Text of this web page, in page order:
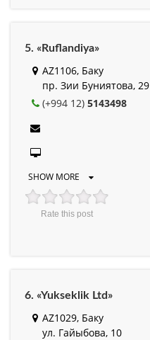
5. «Ruflandiya»
AZ1106, Баку
пр. Зии Буниятова, 29
(+994 12) 5143498
SHOW MORE
Rate this post
6. «Yukseklik Ltd»
AZ1029, Баку
ул. Гайыбова, 10